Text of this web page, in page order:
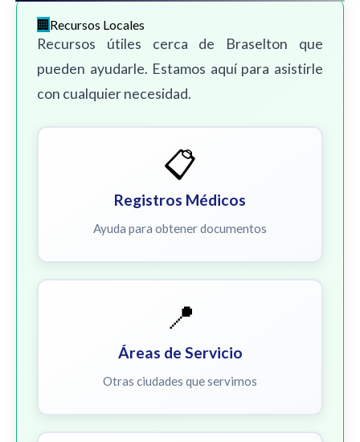
Recursos Locales
Recursos útiles cerca de Braselton que
pueden ayudarle. Estamos aquí para asistirle
con cualquier necesidad.
📋
Registros Médicos
Ayuda para obtener documentos
📍
Áreas de Servicio
Otras ciudades que servimos